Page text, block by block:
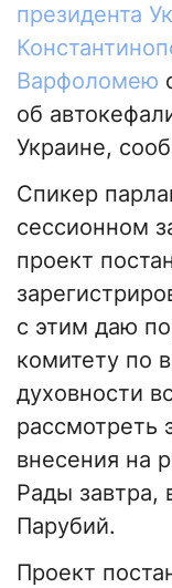
президента
Варфоломею
об
Украине,
Спикер
сессионном
проект
с этим даю
комитету по
духовности
рассмотреть
внесения на
Рады завтра,
Парубий.
Проект